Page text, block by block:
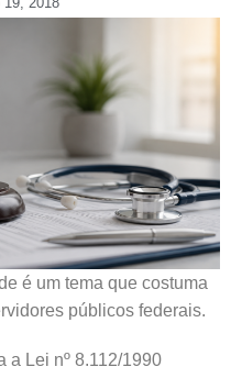
é um tema que costuma
públicos federais.
a Lei nº 8.112/1990